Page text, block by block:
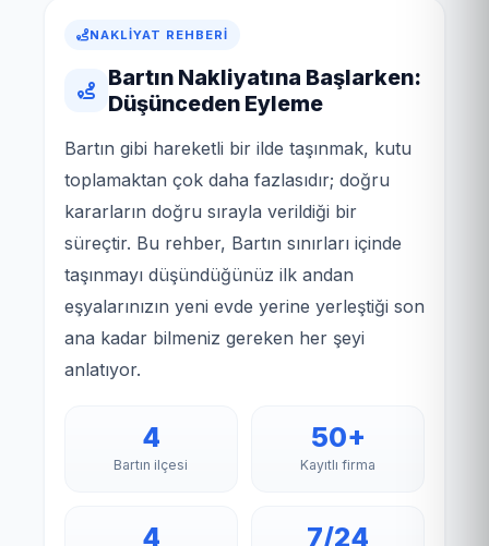
NAKLIYAT REHBERI
Bartın Nakliyatına Başlarken:
Düşünceden Eyleme
Bartın gibi hareketli bir ilde taşınmak, kutu
toplamaktan çok daha fazlasıdır; doğru
kararların doğru sırayla verildiği bir
süreçtir. Bu rehber, Bartın sınırları içinde
taşınmayı düşündüğünüz ilk andan
eşyalarınızın yeni evde yerine yerleştiği son
ana kadar bilmeniz gereken her şeyi
anlatıyor.
4
Bartın ilçesi
50+
Kayıtlı firma
4 7/24